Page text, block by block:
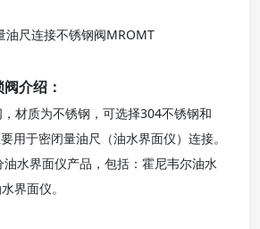
介绍：
材质为不锈钢，可选择304不锈钢和
用于密闭量油尺（油水界面仪）连接。
水界面仪产品，包括：霍尼韦尔油水
界面仪。